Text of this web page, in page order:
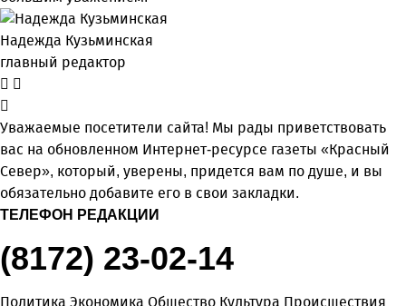
Надежда Кузьминская
главный редактор
Уважаемые посетители сайта! Мы рады приветствовать
вас на обновленном Интернет-ресурсе газеты «Красный
Север», который, уверены, придется вам по душе, и вы
обязательно добавите его в свои закладки.
ТЕЛЕФОН РЕДАКЦИИ
(8172) 23-02-14
Политика Экономика Общество Культура Происшествия